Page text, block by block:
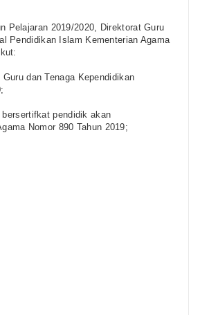
Pelajaran 2019/2020, Direktorat Guru
Pendidikan Islam Kementerian Agama
dan Tenaga Kependidikan
pendidik akan
Nomor 890 Tahun 2019;